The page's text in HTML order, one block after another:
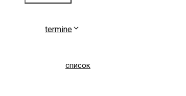
termine
список